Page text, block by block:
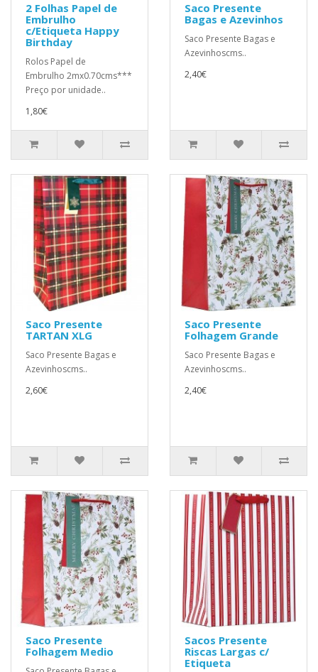
2 Folhas Papel de
Embrulho
c/Etiqueta Happy
Birthday
Rolos Papel de
Embrulho 2mx0.70cms***
Preço por unidade..
1,80€
Saco Presente
Bagas e Azevinhos
Saco Presente Bagas e
Azevinhoscms..
2,40€
Saco Presente
TARTAN XLG
Saco Presente Bagas e
Azevinhoscms..
2,60€
Saco Presente
Folhagem Grande
Saco Presente Bagas e
Azevinhoscms..
2,40€
Saco Presente
Folhagem Medio
Sacos Presente
Riscas Largas c/
Etiqueta